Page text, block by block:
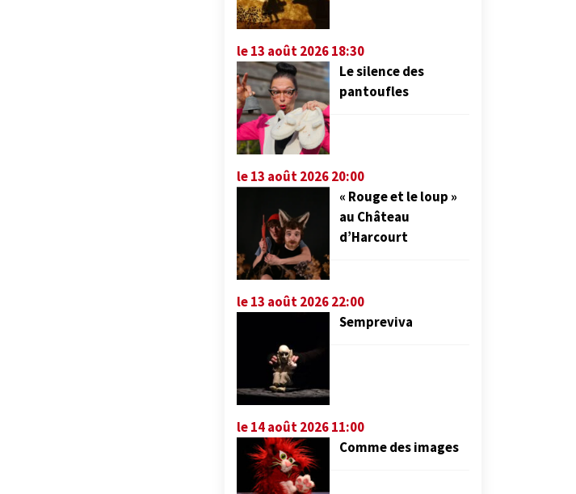
le 13 août 2026 18:30
Le silence des
pantoufles
le 13 août 2026 20:00
« Rouge et le loup »
au Château
d’Harcourt
le 13 août 2026 22:00
Sempreviva
le 14 août 2026 11:00
Comme des images